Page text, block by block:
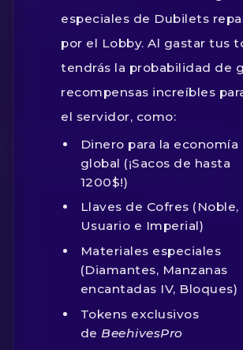
especiales de Dubilets
por el Lobby. Al gastar tus
tendrás la probabilidad de
recompensas increíbles
el servidor, como:
Dinero para la economía
global (¡Sacos de hasta
1200$!)
Llaves de Cofres (Noble,
Usuario e Imperial)
Materiales especiales
(Diamantes, Manzanas
encantadas IV, Bloques)
Tokens exclusivos
de BeehivesPro